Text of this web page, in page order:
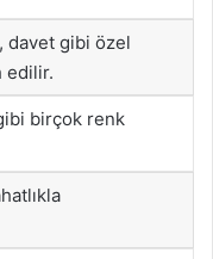
davet gibi özel
edilir.
birçok renk